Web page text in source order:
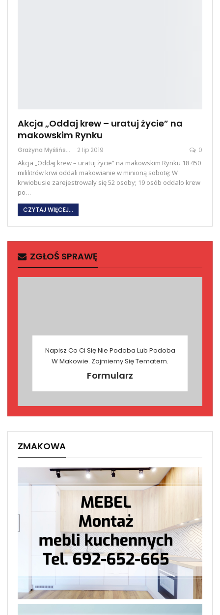
Akcja „Oddaj krew – uratuj życie” na
makowskim Rynku
Grażyna Myślińska 2 lip 2019 0
Akcja „Oddaj krew – uratuj życie” na makowskim Rynku 18 450
mililitrów krwi oddali makowianie w minioną sobotę; W
krwiobusie zarejestrowały się 52 osoby; 19 osób oddało krew
po…
CZYTAJ WIĘCEJ...
ZGŁOŚ SPRAWĘ
Napisz Co Ci Się Nie Podoba Lub Podoba
W Makowie. Zajmiemy Się Tematem.
Formularz
ZMAKOWA